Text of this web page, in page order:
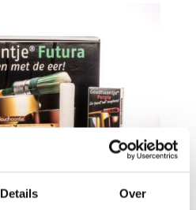
Details Over